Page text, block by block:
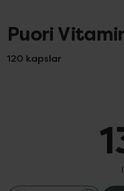
Puori
120 kapslar